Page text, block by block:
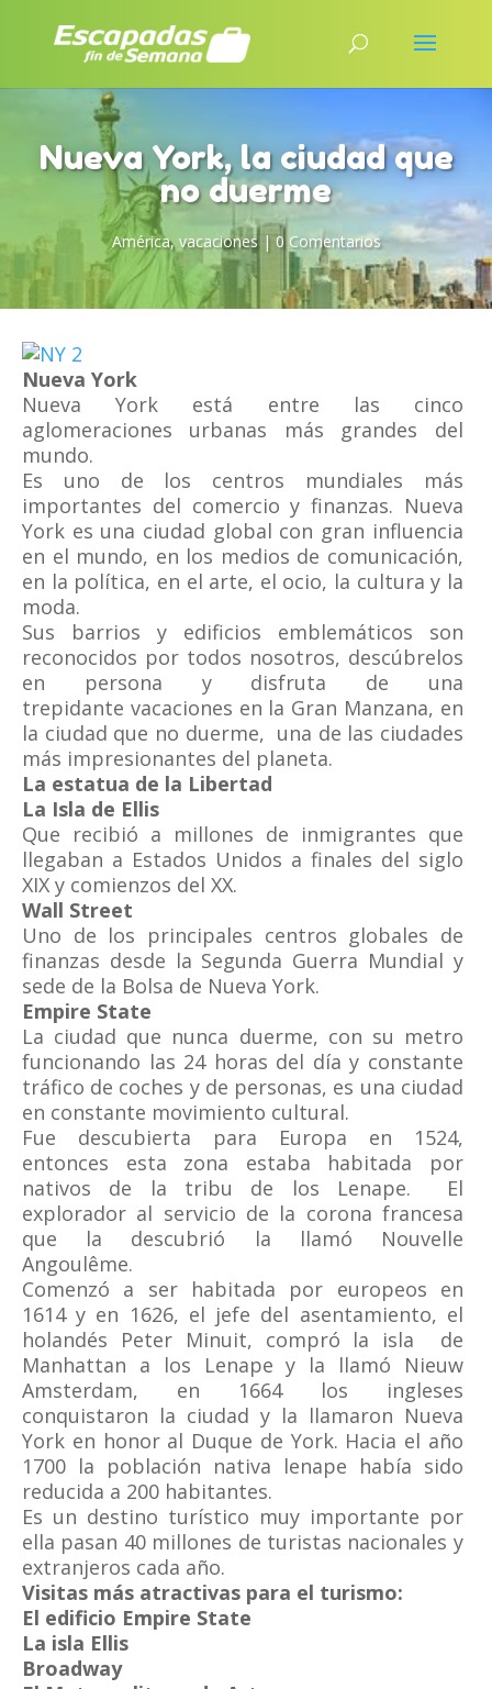
Nueva York, la ciudad que
no duerme
América, vacaciones| 0 Comentarios
Nueva York
Nueva York está entre las cinco
aglomeraciones urbanas más grandes del
mundo.
Es uno de los centros mundiales más
importantes del comercio y finanzas. Nueva
York es una ciudad global con gran influencia
en el mundo, en los medios de comunicación,
en la política, en el arte, el ocio, la cultura y la
moda.
Sus barrios y edificios emblemáticos son
reconocidos por todos nosotros, descúbrelos
en persona y disfruta de una
trepidante vacaciones en la Gran Manzana, en
la ciudad que no duerme, una de las ciudades
más impresionantes del planeta.
La estatua de la Libertad
La Isla de Ellis
Que recibió a millones de inmigrantes que
llegaban a Estados Unidos a finales del siglo
XIX y comienzos del XX.
Wall Street
Uno de los principales centros globales de
finanzas desde la Segunda Guerra Mundial y
sede de la Bolsa de Nueva York.
Empire State
La ciudad que nunca duerme, con su metro
funcionando las 24 horas del día y constante
tráfico de coches y de personas, es una ciudad
en constante movimiento cultural.
Fue descubierta para Europa en 1524,
entonces esta zona estaba habitada por
nativos de la tribu de los Lenape. El
explorador al servicio de la corona francesa
que la descubrió la llamó Nouvelle
Angoulême.
Comenzó a ser habitada por europeos en
1614 y en 1626, el jefe del asentamiento, el
holandés Peter Minuit, compró la isla de
Manhattan a los Lenape y la llamó Nieuw
Amsterdam, en 1664 los ingleses
conquistaron la ciudad y la llamaron Nueva
York en honor al Duque de York. Hacia el año
1700 la población nativa lenape había sido
reducida a 200 habitantes.
Es un destino turístico muy importante por
ella pasan 40 millones de turistas nacionales y
extranjeros cada año.
Visitas más atractivas para el turismo:
El edificio Empire State
La isla Ellis
Broadway